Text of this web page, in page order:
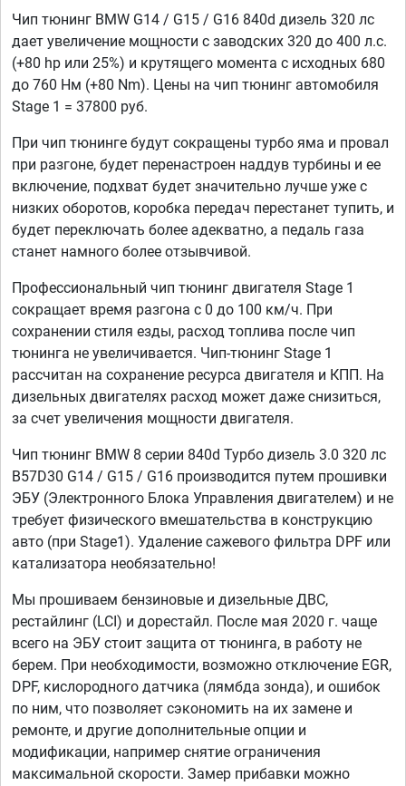
Чип тюнинг BMW G14 / G15 / G16 840d дизель 320 лс
дает увеличение мощности с заводских 320 до 400 л.с.
(+80 hp или 25%) и крутящего момента с исходных 680
до 760 Нм (+80 Nm). Цены на чип тюнинг автомобиля
Stage 1 = 37800 руб.
При чип тюнинге будут сокращены турбо яма и провал
при разгоне, будет перенастроен наддув турбины и ее
включение, подхват будет значительно лучше уже с
низких оборотов, коробка передач перестанет тупить, и
будет переключать более адекватно, а педаль газа
станет намного более отзывчивой.
Профессиональный чип тюнинг двигателя Stage 1
сокращает время разгона с 0 до 100 км/ч. При
сохранении стиля езды, расход топлива после чип
тюнинга не увеличивается. Чип-тюнинг Stage 1
рассчитан на сохранение ресурса двигателя и КПП. На
дизельных двигателях расход может даже снизиться,
за счет увеличения мощности двигателя.
Чип тюнинг BMW 8 серии 840d Турбо дизель 3.0 320 лс
B57D30 G14 / G15 / G16 производится путем прошивки
ЭБУ (Электронного Блока Управления двигателем) и не
требует физического вмешательства в конструкцию
авто (при Stage1). Удаление сажевого фильтра DPF или
катализатора необязательно!
Мы прошиваем бензиновые и дизельные ДВС,
рестайлинг (LCI) и дорестайл. После мая 2020 г. чаще
всего на ЭБУ стоит защита от тюнинга, в работу не
берем. При необходимости, возможно отключение EGR,
DPF, кислородного датчика (лямбда зонда), и ошибок
по ним, что позволяет сэкономить на их замене и
ремонте, и другие дополнительные опции и
модификации, например снятие ограничения
максимальной скорости. Замер прибавки можно